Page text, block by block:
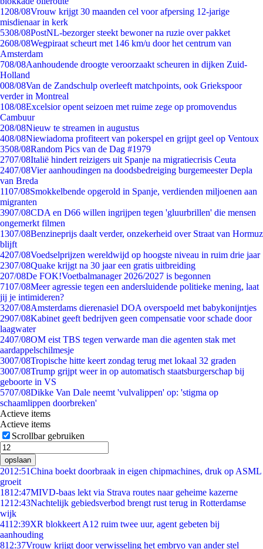
1208/08Vrouw krijgt 30 maanden cel voor afpersing 12-jarige
misdienaar in kerk
5308/08PostNL-bezorger steekt bewoner na ruzie over pakket
2608/08Wegpiraat scheurt met 146 km/u door het centrum van
Amsterdam
708/08Aanhoudende droogte veroorzaakt scheuren in dijken Zuid-
Holland
008/08Van de Zandschulp overleeft matchpoints, ook Griekspoor
verder in Montreal
108/08Excelsior opent seizoen met ruime zege op promovendus
Cambuur
208/08Nieuw te streamen in augustus
408/08Niewiadoma profiteert van pokerspel en grijpt geel op Ventoux
3508/08Random Pics van de Dag #1979
2707/08Italië hindert reizigers uit Spanje na migratiecrisis Ceuta
2407/08Vier aanhoudingen na doodsbedreiging burgemeester Depla
van Breda
1107/08Smokkelbende opgerold in Spanje, verdienden miljoenen aan
migranten
3907/08CDA en D66 willen ingrijpen tegen 'gluurbrillen' die mensen
ongemerkt filmen
1307/08Benzineprijs daalt verder, onzekerheid over Straat van Hormuz
blijft
4207/08Voedselprijzen wereldwijd op hoogste niveau in ruim drie jaar
2307/08Quake krijgt na 30 jaar een gratis uitbreiding
207/08De FOK!Voetbalmanager 2026/2027 is begonnen
7107/08Meer agressie tegen een andersluidende politieke mening, laat
jij je intimideren?
3207/08Amsterdams dierenasiel DOA overspoeld met babykonijntjes
2907/08Kabinet geeft bedrijven geen compensatie voor schade door
laagwater
2407/08OM eist TBS tegen verwarde man die agenten stak met
aardappelschilmesje
3007/08Tropische hitte keert zondag terug met lokaal 32 graden
3007/08Trump grijpt weer in op automatisch staatsburgerschap bij
geboorte in VS
5707/08Dikke Van Dale neemt 'vulvalippen' op: 'stigma op
schaamlippen doorbreken'
Actieve items
Actieve items
Scrollbar gebruiken
opslaan
2012:51China boekt doorbraak in eigen chipmachines, druk op ASML
groeit
1812:47MIVD-baas lekt via Strava routes naar geheime kazerne
1212:43Nachtelijk gebiedsverbod brengt rust terug in Rotterdamse
wijk
4112:39XR blokkeert A12 ruim twee uur, agent gebeten bij
aanhouding
812:37Vrouw krijgt door verwisseling het embryo van ander stel